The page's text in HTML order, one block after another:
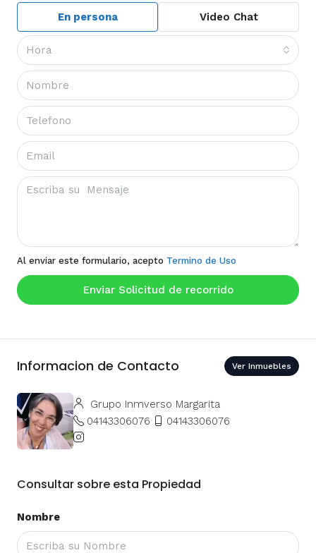
En persona Video Chat
Hora
Al enviar este formulario, acepto Termino de Uso
Enviar Solicitud de recorrido
Informacion de Contacto Ver Inmuebles
Grupo Inmverso Margarita
04143306076
04143306076
Consultar sobre esta Propiedad
Nombre